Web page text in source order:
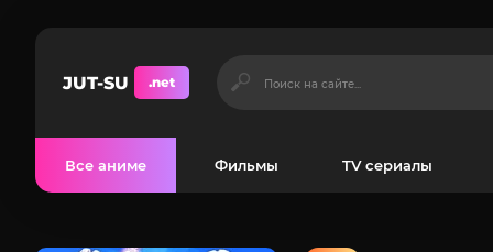
JUT-SU .net
Все аниме Фильмы TV сериалы